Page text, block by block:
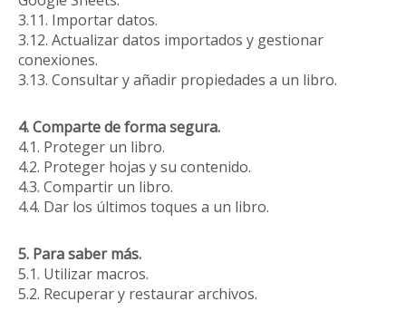
3.11. Importar datos.
3.12. Actualizar datos importados y gestionar
conexiones.
3.13. Consultar y añadir propiedades a un libro.
4. Comparte de forma segura.
4.1. Proteger un libro.
4.2. Proteger hojas y su contenido.
4.3. Compartir un libro.
4.4. Dar los últimos toques a un libro.
5. Para saber más.
5.1. Utilizar macros.
5.2. Recuperar y restaurar archivos.